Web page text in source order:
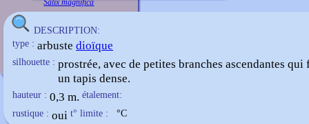
Salix magnifica
DESCRIPTION:
type : arbuste dioïque
silhouette : prostrée, avec de petites branches ascendantes qui
un tapis dense.
hauteur : 0,3 m. étalement:
rustique : oui t° limite : °C